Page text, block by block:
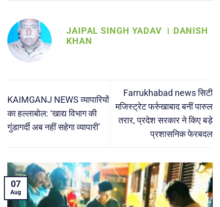
JAIPAL SINGH YADAV । DANISH
KHAN
KAIMGANJ NEWS व्यापारियों
का हल्लाबोल: ‘खाद्य विभाग की
गुंडागर्दी अब नहीं सहेगा व्यापारी’
Farrukhabad news सिटी
मजिस्ट्रेट फर्रुखाबाद बनीं पारुल
तरार, प्रदेश सरकार ने किए बड़े
प्रशासनिक फेरबदल
05
Aug